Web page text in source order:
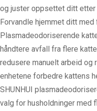
og juster oppsettet ditt etter
Forvandle hjemmet ditt med
Plasmadeodoriserende
håndtere avfall fra flere
redusere manuelt arbeid og
enhetene forbedre kattens
SHUNHUI
valg for husholdninger med